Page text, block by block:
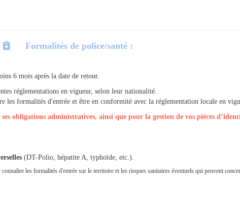
 Formalités de police/santé :
6 mois après la date de retour.
réglementations en vigueur, selon leur nationalité.
les formalités d'entrée et être en conformité avec la réglementation locale en
obligations administratives, ainsi que pour la gestion de vos pièces
(DT-Polio, hépatite A, typhoïde, etc.).
les formalités d'entrée sur le territoire et les risques sanitaires éventuels qui peuvent